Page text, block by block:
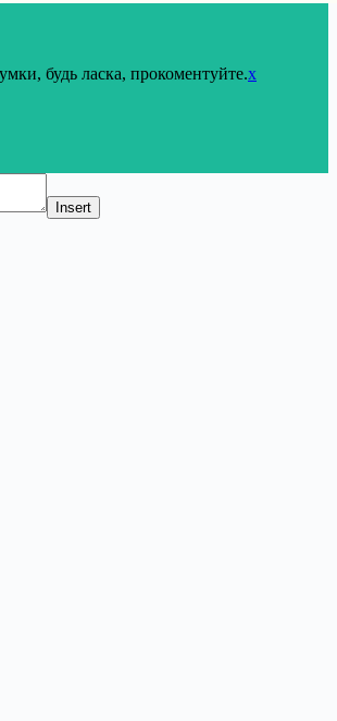
будь ласка, прокоментуйте.x
Insert